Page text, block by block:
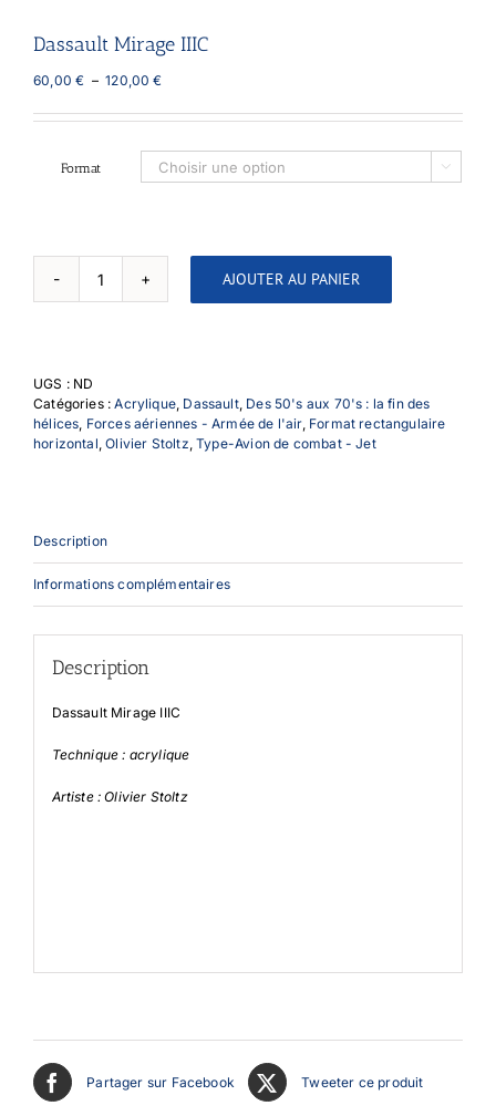
Dassault Mirage IIIC
60,00€ – 120,00€Plage
prix :
à
120,00 €
Format 
quantité
de
AJOUTER AU PANIER
UGS : ND
Catégories :Acrylique, Dassault, Des 50's aux 70's : la fin des
hélices, Forces aériennes - Armée de l'air, Format rectangulaire
horizontal,Olivier Stoltz,Type-Avion de combat - Jet
Description
Informations complémentaires
Description
Dassault Mirage IIIC
Technique : acrylique
Artiste : Olivier Stoltz
Partager sur Facebook Tweeter ce produit